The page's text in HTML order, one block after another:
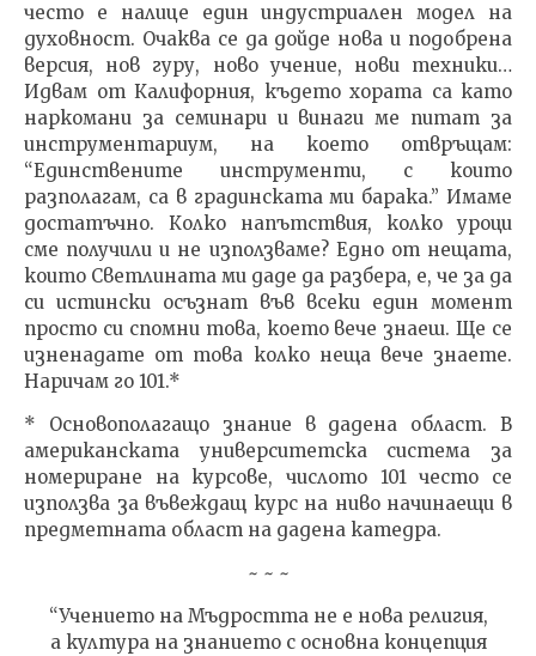
често е налице един индустриален модел на
духовност. Очаква се да дойде нова и подобрена
версия, нов гуру, ново учение, нови техники…
Идвам от Калифорния, където хората са като
наркомани за семинари и винаги ме питат за
инструментариум, на което отвръщам:
“Единствените инструменти, с които
разполагам, са в градинската ми барака.” Имаме
достатъчно. Колко напътствия, колко уроци
сме получили и не използваме? Едно от нещата,
които Светлината ми даде да разбера, е, че за да
си истински осъзнат във всеки един момент
просто си спомни това, което вече знаеш. Ще се
изненадате от това колко неща вече знаете.
Наричам го 101.*
* Основополагащо знание в дадена област. В
американската университетска система за
номериране на курсове, числото 101 често се
използва за въвеждащ курс на ниво начинаещи в
предметната област на дадена катедра.
~ ~ ~
“Учението на Мъдростта не е нова религия,
а култура на знанието с основна концепция